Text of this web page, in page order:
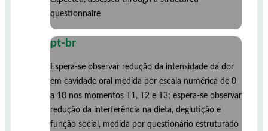
questionnaire
pt-br
Espera-se observar redução da intensidade da dor
em cavidade oral medida por escala numérica de 0
a 10 nos momentos T1, T2 e T3; espera-se observar
redução da interferência na dieta, deglutição e
função social, medida por questionário estruturado